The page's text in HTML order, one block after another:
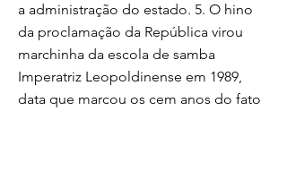
a administração do estado. 5. O hino
da proclamação da República virou
marchinha da escola de samba
Imperatriz Leopoldinense em 1989,
data que marcou os cem anos do fato